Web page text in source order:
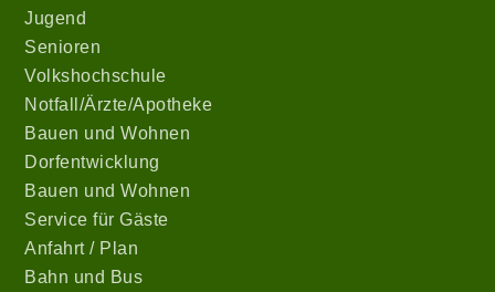
Jugend
Senioren
Volkshochschule
Notfall/Ärzte/Apotheke
Bauen und Wohnen
Dorfentwicklung
Bauen und Wohnen
Service für Gäste
Anfahrt / Plan
Bahn und Bus